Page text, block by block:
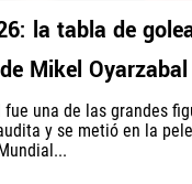
la tabla de
Mikel Oyarzabal
una de las grandes
y se metió en la